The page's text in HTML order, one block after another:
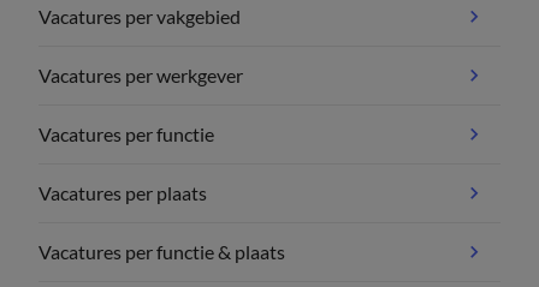
Vacatures per vakgebied
Vacatures per werkgever
Vacatures per functie
Vacatures per plaats
Vacatures per functie & plaats